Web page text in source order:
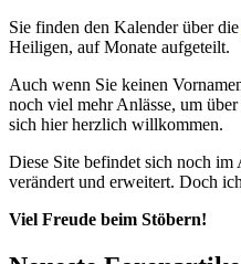
Sie finden den Kalender über die
Heiligen, auf Monate aufgeteilt.
Auch wenn Sie keinen
noch viel mehr Anlässe, um
sich hier herzlich willkommen.
Diese Site befindet sich noch
verändert und erweitert. Doch
Viel Freude beim Stöbern!